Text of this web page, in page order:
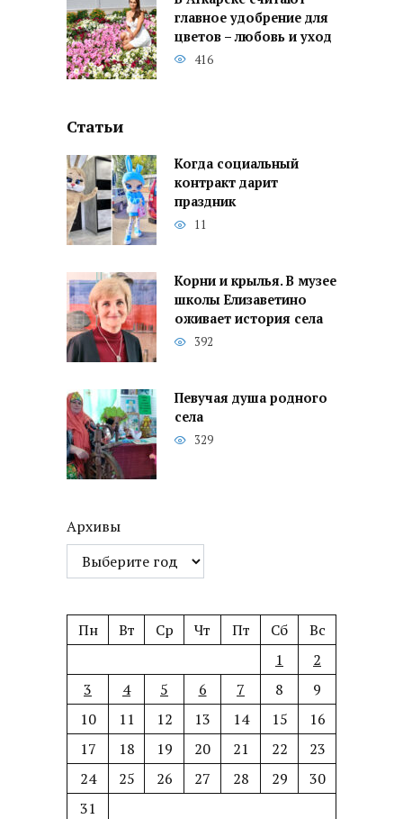
главное удобрение для
цветов – любовь и уход
416
Статьи
Когда социальный
контракт дарит
праздник
11
Корни и крылья. В музее
школы Елизаветино
оживает история села
392
Певучая душа родного
села
329
Архивы
Пн Вт Ср Чт Пт Сб
Вс
1
2
3
4 5 6 7 8
9
10
11 12 13 14 15
16
17
18 19 20 21 22
23
24
25 26 27 28 29
30
31